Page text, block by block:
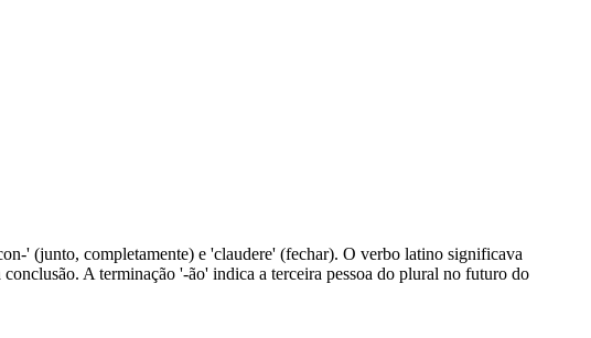
' (junto, completamente) e 'claudere' (fechar). O verbo latino significava
A terminação '-ão' indica a terceira pessoa do plural no futuro do